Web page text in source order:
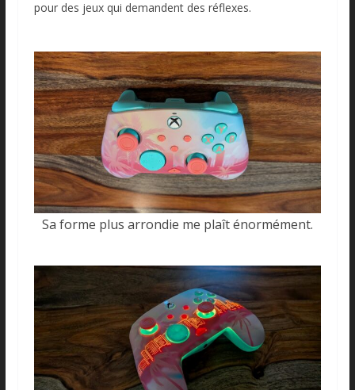
pour des jeux qui demandent des réflexes.
Sa forme plus arrondie me plaît énormément.